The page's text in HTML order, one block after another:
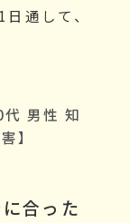
通して、
合った
男性 知
】